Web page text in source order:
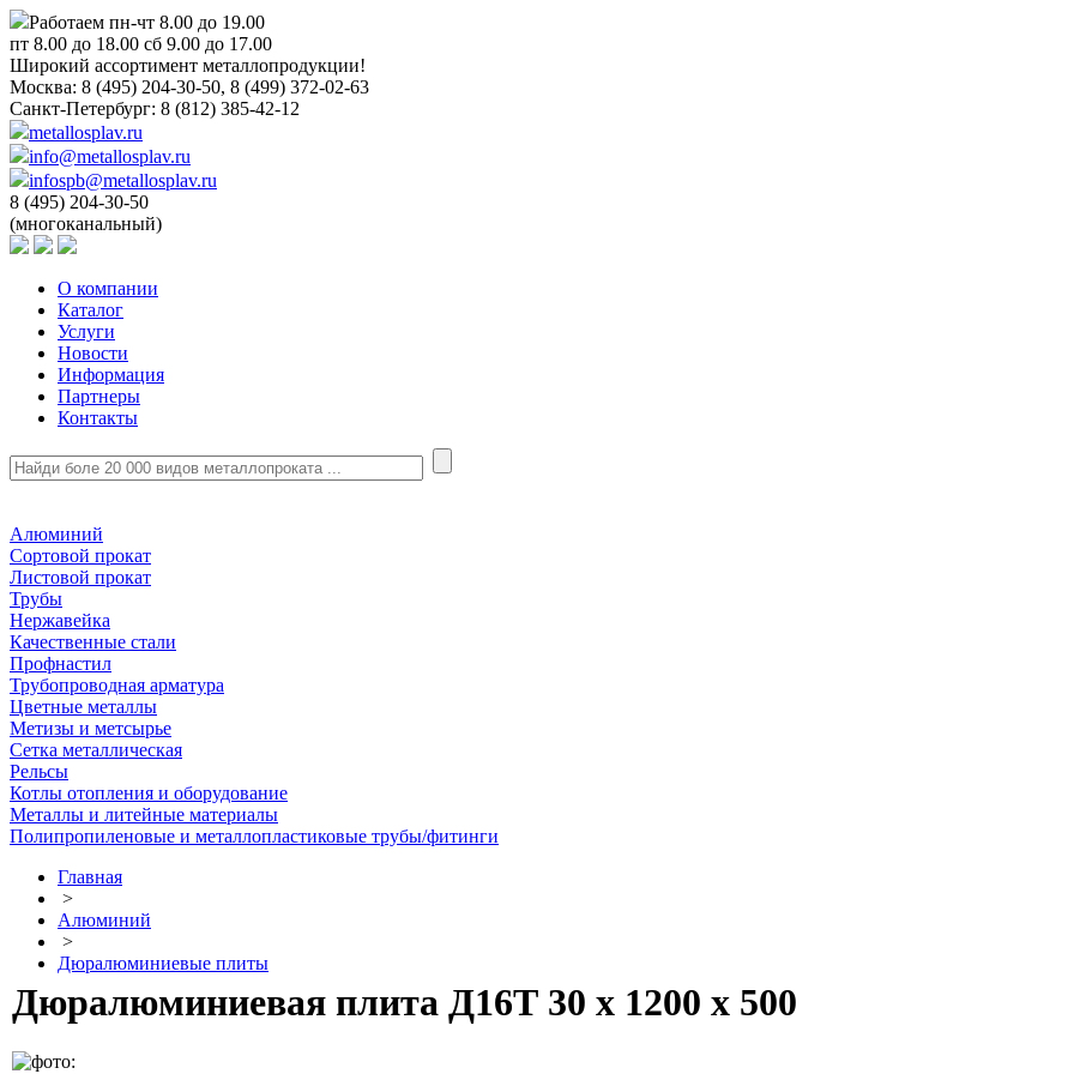
Работаем пн-чт 8.00 до 19.00
пт 8.00 до 18.00 сб 9.00 до 17.00
Широкий ассортимент металлопродукции!
Москва: 8 (495) 204-30-50, 8 (499) 372-02-63
Санкт-Петербург: 8 (812) 385-42-12
metallosplav.ru
info@metallosplav.ru
infospb@metallosplav.ru
8 (495) 204-30-50
(многоканальный)
О компании
Каталог
Услуги
Новости
Информация
Партнеры
Контакты
Алюминий
Сортовой прокат
Листовой прокат
Трубы
Нержавейка
Качественные стали
Профнастил
Трубопроводная арматура
Цветные металлы
Метизы и метсырье
Сетка металлическая
Рельсы
Котлы отопления и оборудование
Металлы и литейные материалы
Полипропиленовые и металлопластиковые трубы/фитинги
Главная
>
Алюминий
>
Дюралюминиевые плиты
Дюралюминиевая плита Д16Т 30 х 1200 х 500